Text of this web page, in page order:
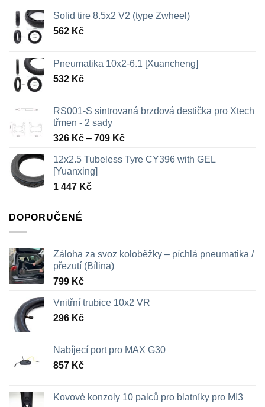
Solid tire 8.5x2 V2 (type Zwheel)
562 Kč
Pneumatika 10x2-6.1 [Xuancheng]
532 Kč
RS001-S sintrovaná brzdová destička pro Xtech
třmen - 2 sady
326 Kč – 709 KčRozpětí
326 Kč
12x2.5 Tubeless Tyre CY396 with GEL
[Yuanxing]
1 447 Kč
DOPORUČENÉ
Záloha za svoz koloběžky – píchlá pneumatika /
přezutí (Bílina)
799 Kč
Vnitřní trubice 10x2 VR
296 Kč
Nabíjecí port pro MAX G30
857 Kč
Kovové konzoly 10 palců pro blatníky pro MI3